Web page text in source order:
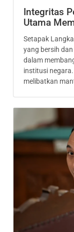
Integritas
Utama
Setapak
yang bersih
dalam
institusi
melibatkan